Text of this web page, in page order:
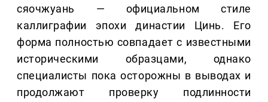
сяочжуань — официальном стиле
каллиграфии эпохи династии Цинь. Его
форма полностью совпадает с известными
историческими образцами, однако
специалисты пока осторожны в выводах и
продолжают проверку подлинности